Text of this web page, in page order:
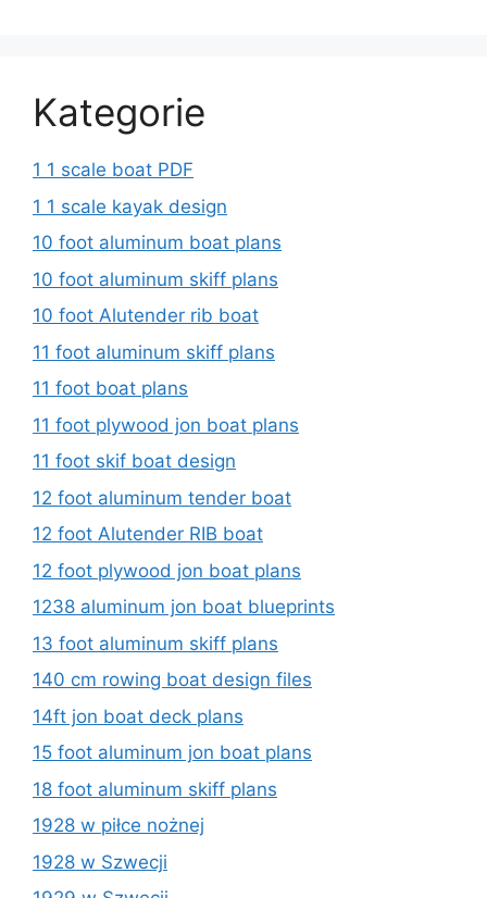
Kategorie
1 1 scale boat PDF
1 1 scale kayak design
10 foot aluminum boat plans
10 foot aluminum skiff plans
10 foot Alutender rib boat
11 foot aluminum skiff plans
11 foot boat plans
11 foot plywood jon boat plans
11 foot skif boat design
12 foot aluminum tender boat
12 foot Alutender RIB boat
12 foot plywood jon boat plans
1238 aluminum jon boat blueprints
13 foot aluminum skiff plans
140 cm rowing boat design files
14ft jon boat deck plans
15 foot aluminum jon boat plans
18 foot aluminum skiff plans
1928 w piłce nożnej
1928 w Szwecji